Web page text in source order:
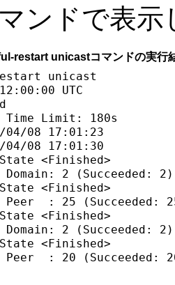
ンドで表示
restart unicastコマンドの実行
unicast
UTC
Limit: 180s
04/08 17:01:23
04/08 17:01:30
<Finished>
Domain: 2 (Succeeded: 2)
<Finished>
Peer  : 25 (Succeeded:
<Finished>
Domain: 2 (Succeeded: 2)
<Finished>
Peer  : 20 (Succeeded: